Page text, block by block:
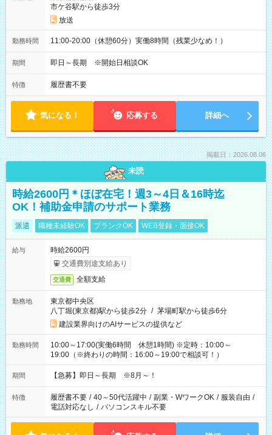
市ケ谷駅から徒歩3分
放送
勤務時間 11:00-20:00（休憩60分）実働8時間（残業少なめ！）
期間 即日～長期 ※開始日相談OK
特徴 履歴書不要
気になる！ 応募する 詳細へ
掲載日：2026.08.06
未読
時給2600円＊ほぼ在宅！週3～4日＆16時迄
OK！補助金申請のサポート業務
派遣 職種未経験OK ブランクOK WEB登録・面接OK
給与
時給2600円
交通費別途支給あり
交通費 全額支給
勤務地
東京都中央区
八丁堀(東京都)駅から徒歩2分 / 茅場町駅から徒歩6分
建設業界向けのAIサービスの提供など
勤務時間
10:00～17:00(実働6時間 休憩1時間) ※定時：10:00～
19:00（※終わりの時間：16:00～19:00で相談可！）
期間 【急募】即日～長期 ※8月～！
特徴 履歴書不要 / 40～50代活躍中 / 副業・WワークOK / 服装自由 /
電話対応なし / パソコンスキル不要